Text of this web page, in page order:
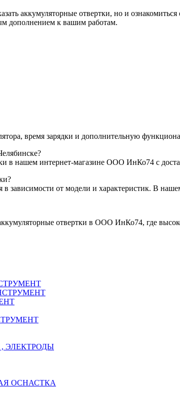
аккумуляторные отвертки, но и
дополнением к вашим работам.
время зарядки и дополнительную
в нашем интернет-магазине ООО ИнКо74 с
в зависимости от модели и характеристик. В
отвертки в ООО ИнКо74, где
ЭЛЕКТРОДЫ
ОСНАСТКА